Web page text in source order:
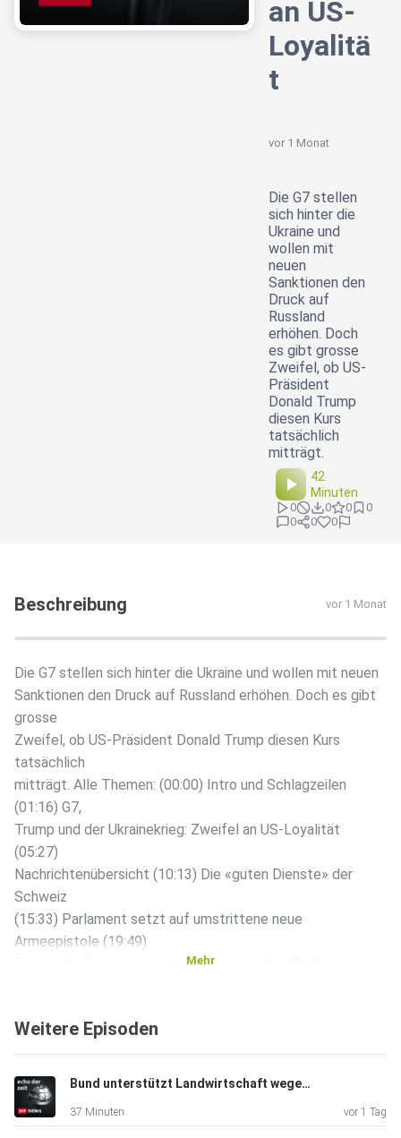
an US-
Loyalitä
t
vor 1 Monat
Die G7 stellen
sich hinter die
Ukraine und
wollen mit
neuen
Sanktionen den
Druck auf
Russland
erhöhen. Doch
es gibt grosse
Zweifel, ob US-
Präsident
Donald Trump
diesen Kurs
tatsächlich
mitträgt.
42
Minuten
0 0 0
0
0
0 0
Beschreibung vor 1 Monat
Die G7 stellen sich hinter die Ukraine und wollen mit neuen
Sanktionen den Druck auf Russland erhöhen. Doch es gibt
grosse
Zweifel, ob US-Präsident Donald Trump diesen Kurs
tatsächlich
mitträgt. Alle Themen: (00:00) Intro und Schlagzeilen
(01:16) G7,
Trump und der Ukrainekrieg: Zweifel an US-Loyalität
(05:27)
Nachrichtenübersicht (10:13) Die «guten Dienste» der
Schweiz
(15:33) Parlament setzt auf umstrittene neue
Armeepistole (19:49)
Finanzielle Risiken eines AKW-Projekts (24:13) Mercosur-
Gewaltwelle
Pristina
Mehr
Weitere Episoden
Bund unterstützt Landwirtschaft wegen Trockenheit
37 Minuten vor 1 Tag